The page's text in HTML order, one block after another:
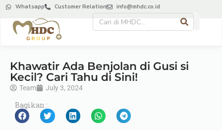
Whatsapp Customer Relation info@mhdc.co.id
Khawatir Ada Benjolan di Gusi si
Kecil? Cari Tahu di Sini!
Team July 3, 2024
Bagikan :